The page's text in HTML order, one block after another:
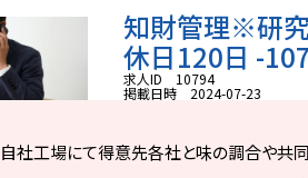
知財管理※研
休日120日 -
求人ID 10794
掲載日時 2024-07-23
自社工場にて得意先各社と味の調合や共